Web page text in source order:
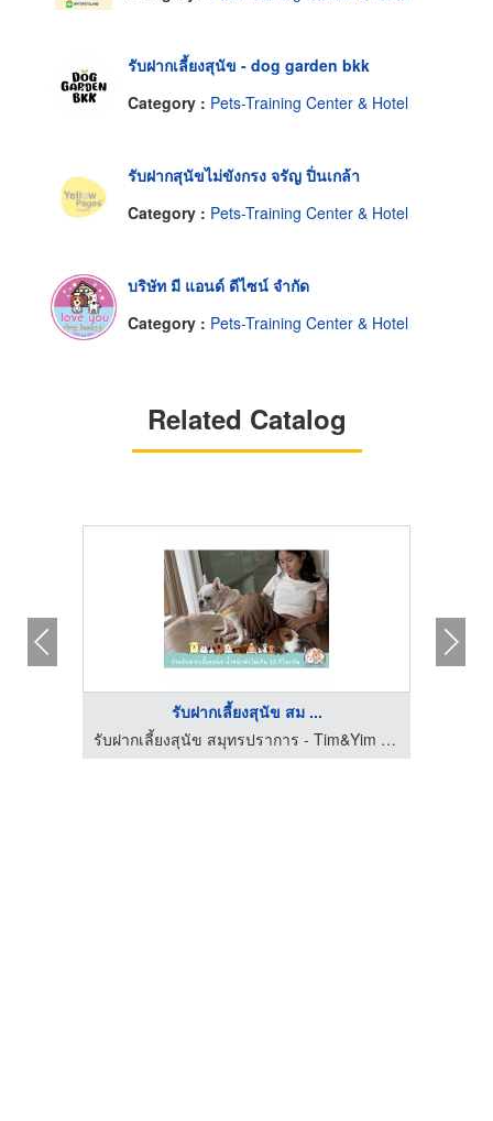
รับฝากเลี้ยงสุนัข - dog garden bkk
Category : Pets-Training Center & Hotel
รับฝากสุนัขไม่ขังกรง จรัญ ปิ่นเกล้า
Category : Pets-Training Center & Hotel
บริษัท มี แอนด์ ดีไซน์ จำกัด
Category : Pets-Training Center & Hotel
Related Catalog
รับฝากเลี้ยงสุนัข สม ...
รับฝากเลี้ยงสุนัข สมุทรปราการ - Tim&Yim Family